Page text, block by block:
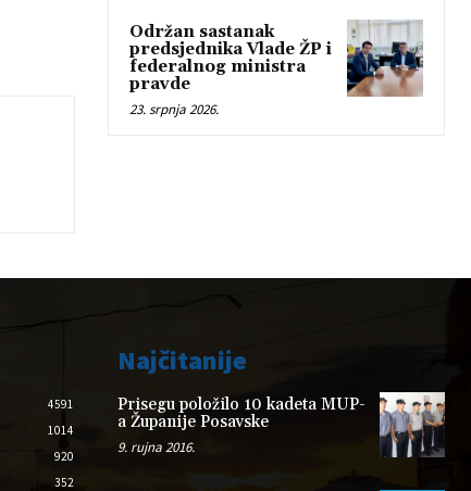
Održan sastanak
predsjednika Vlade ŽP i
federalnog ministra
pravde
23. srpnja 2026.
4591
1014
920
352
Najčitanije
Prisegu položilo 10 kadeta MUP-
a Županije Posavske
9. rujna 2016.